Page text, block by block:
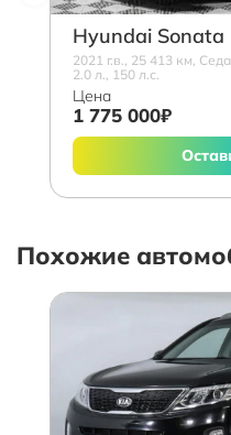
Hyundai Sonata
2021 г.в., 25 413 км,
2.0 л., 150 л.с.
Цена
1 775 000₽
Похожие